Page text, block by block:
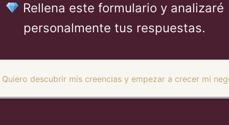
Rellena este formulario y analizaré
personalmente tus respuestas.
Quiero descubrir mis creencias y empezar a crecer mi